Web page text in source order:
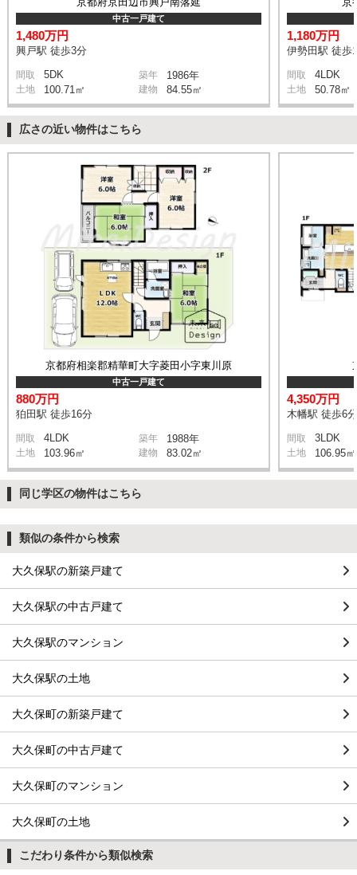
中古一戸建て
1,480万円
興戸駅 徒歩3分
間取 5DK 築年 1986年
土地 100.71㎡ 建物 84.55㎡
1,180万円
伊勢田駅 徒歩
間取 4LDK
土地 50.78㎡
広さの近い物件はこちら
京都府相楽郡精華町大字菱田小字東川原
中古一戸建て
880万円
狛田駅 徒歩16分
間取 4LDK 築年 1988年
土地 103.96㎡ 建物 83.02㎡
4,350万円
木幡駅 徒歩6分
間取 3LDK
土地 106.95㎡
同じ学区の物件はこちら
類似の条件から検索
大久保駅の新築戸建て
大久保駅の中古戸建て
大久保駅のマンション
大久保駅の土地
大久保町の新築戸建て
大久保町の中古戸建て
大久保町のマンション
大久保町の土地
こだわり条件から類似検索